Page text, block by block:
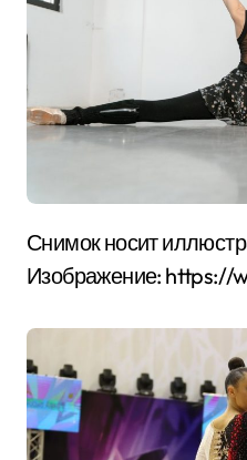
Снимок носит иллюстративный характер.
Изображение: https://